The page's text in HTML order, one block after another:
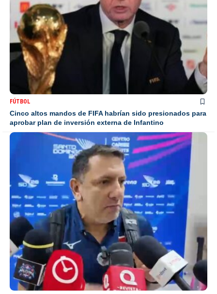
FÚTBOL
Cinco altos mandos de FIFA habrían sido presionados para
aprobar plan de inversión externa de Infantino